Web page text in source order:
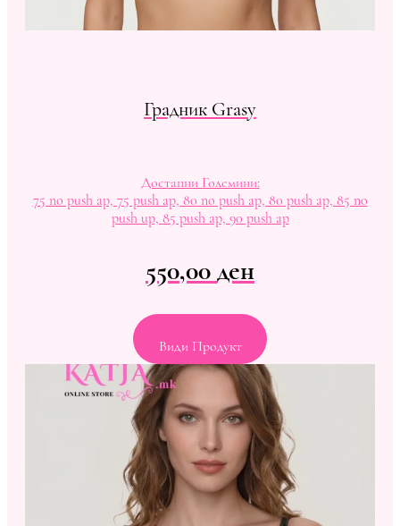
Градник Grasy
Достапни Големини:
75 no push ap, 75 push ap, 80 no push ap, 80 push ap, 85 no
push up, 85 push ap, 90 push ap
550,00ден
Види Продукт